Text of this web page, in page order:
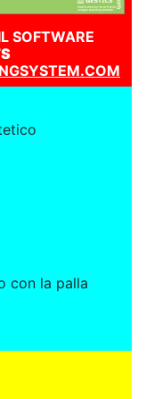
SOFTWARE
con la palla